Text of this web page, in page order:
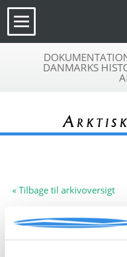
DANMARKS
« Tilbage til arkivoversigt
Arkivfond
A 205
Vorre